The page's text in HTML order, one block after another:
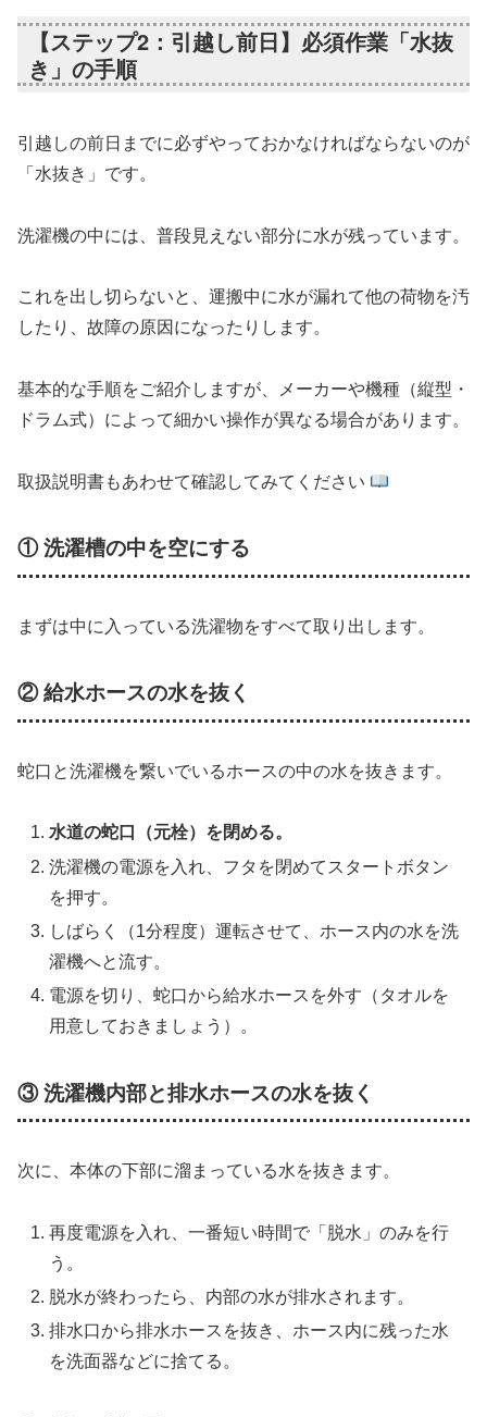
【ステップ2：引越し前日】必須作業「水抜
き」の手順
引越しの前日までに必ずやっておかなければならないのが
「水抜き」です。
洗濯機の中には、普段見えない部分に水が残っています。
これを出し切らないと、運搬中に水が漏れて他の荷物を汚
したり、故障の原因になったりします。
基本的な手順をご紹介しますが、メーカーや機種（縦型・
ドラム式）によって細かい操作が異なる場合があります。
取扱説明書もあわせて確認してみてください
① 洗濯槽の中を空にする
まずは中に入っている洗濯物をすべて取り出します。
② 給水ホースの水を抜く
蛇口と洗濯機を繋いでいるホースの中の水を抜きます。
水道の蛇口（元栓）を閉める。
洗濯機の電源を入れ、フタを閉めてスタートボタン
を押す。
しばらく（1分程度）運転させて、ホース内の水を洗
濯機へと流す。
電源を切り、蛇口から給水ホースを外す（タオルを
用意しておきましょう）。
③ 洗濯機内部と排水ホースの水を抜く
次に、本体の下部に溜まっている水を抜きます。
再度電源を入れ、一番短い時間で「脱水」のみを行
う。
脱水が終わったら、内部の水が排水されます。
排水口から排水ホースを抜き、ホース内に残った水
を洗面器などに捨てる。